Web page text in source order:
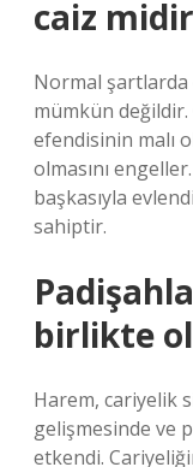
caiz
Normal şartlarda
mümkün değildir.
efendisinin malı
olmasını
başkasıyla
sahiptir.
birlikte
Harem, cariyelik
gelişmesinde ve
etkendi.